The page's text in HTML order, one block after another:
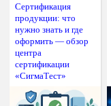
Сертификация
продукции: что
нужно знать и где
оформить — обзор
центра
сертификации
«СигмаТест»